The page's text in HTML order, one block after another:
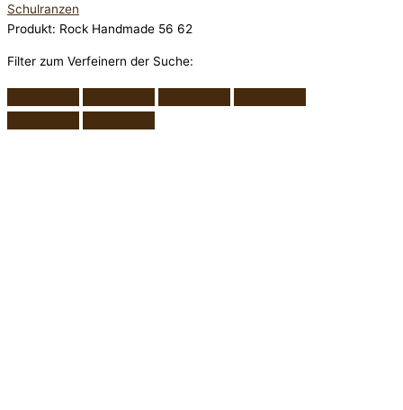
Schulranzen
Produkt: Rock Handmade 56 62
Filter zum Verfeinern der Suche: